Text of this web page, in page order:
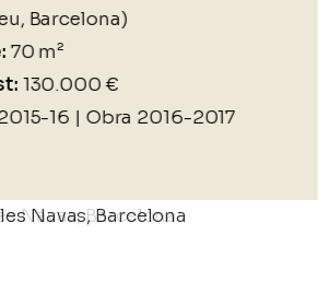
Barcelona)
70 m²
130.000 €
16 | Obra 2016-2017